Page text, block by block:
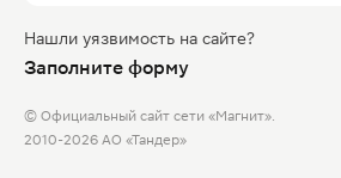
Нашли уязвимость на сайте?
Заполните форму
© Официальный сайт сети «Магнит».
2010-2026 АО «Тандер»